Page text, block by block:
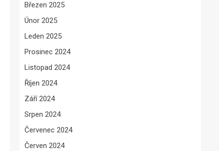
Březen 2025
Únor 2025
Leden 2025
Prosinec 2024
Listopad 2024
Říjen 2024
Září 2024
Srpen 2024
Červenec 2024
Červen 2024